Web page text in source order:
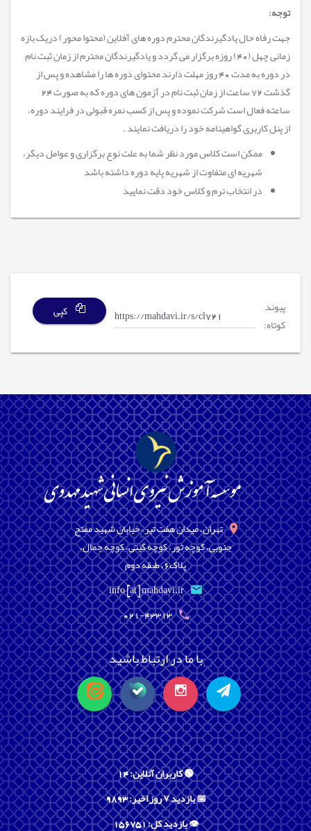
توجه:
جهت رفاه حال یادگیرندگان محترم دوره های آفلاین (محتوا محور) دریک بازه
زمانی چهل (40) روزه برگزار می گردد و یادگیرندگان محترم از زمان ثبت نام
در دوره به مدت 40 روز مهلت دارند محتوای دوره ها را مشاهده و پس از
گذشت 72 ساعت از زمان ثبت نام در آزمون های دوره که به صورت 24
ساعته فعال است شرکت نموده و پس از کسب نمره قبولی در فرایند دوره،
از پنل کاربری گواهینامه خود را دریافت نمایند.
ممکن است کلاس مورد نظر شما به علت نوع برگزاری و عوامل دیگر،
شهریه ای متفاوت از شهریه پایه دوره داشته باشد
در انتخاب ترم و کلاس خود دقت نمایید
پیوند
کوتاه:
کپی
تهران، میدان هفت تیر، خیابان شهید مفتح
جنوبی، کوچه تور، کوچه گیتی، کوچه جمال،
پلاک6، طبقه دوم
info [at] mahdavi.ir
021-43313
با ما در ارتباط باشید
🟢 کاربران آنلاین: 14
📅 بازدید ۷ روز اخیر: 9893
👁️ بازدید کل: 156751